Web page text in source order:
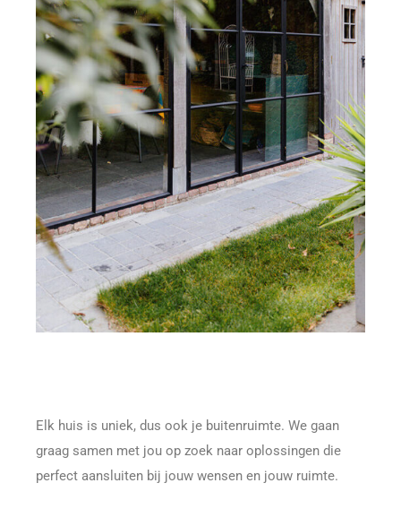
Elk huis is uniek, dus ook je buitenruimte. We gaan
graag samen met jou op zoek naar oplossingen die
perfect aansluiten bij jouw wensen en jouw ruimte.